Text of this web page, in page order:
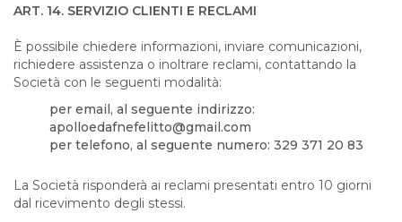
ART. 14. SERVIZIO CLIENTI E RECLAMI
È possibile chiedere informazioni, inviare comunicazioni,
richiedere assistenza o inoltrare reclami, contattando la
Società con le seguenti modalità:
per email, al seguente indirizzo:
apolloedafnefelitto@gmail.com
per telefono, al seguente numero: 329 371 20 83
La Società risponderà ai reclami presentati entro 10 giorni
dal ricevimento degli stessi.